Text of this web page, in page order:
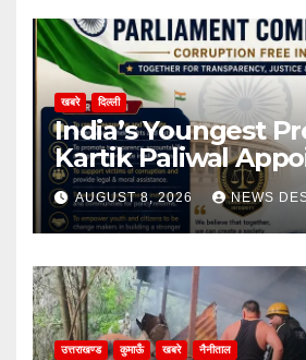
खबरे दिल्ली
India’s Youngest
Kartik Paliwal
National Vice
India Anti
Parliament
AUGUST 8, 2026 NEWS
उत्तराखण्ड कुमाऊँ खबरे नैनीताल